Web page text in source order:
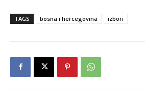
TAGS bosna i hercegovina izbori